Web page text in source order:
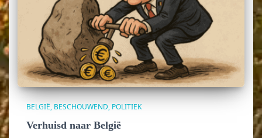
BELGIË BESCHOUWEND POLITIEK
Verhuisd naar België